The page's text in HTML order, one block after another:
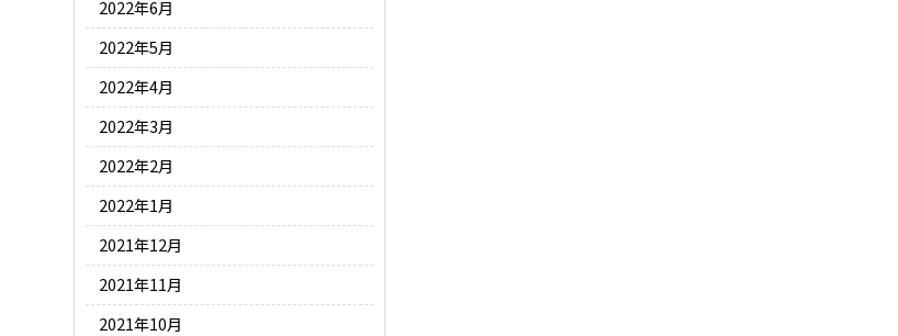
2022年6月
2022年5月
2022年4月
2022年3月
2022年2月
2022年1月
2021年12月
2021年11月
2021年10月